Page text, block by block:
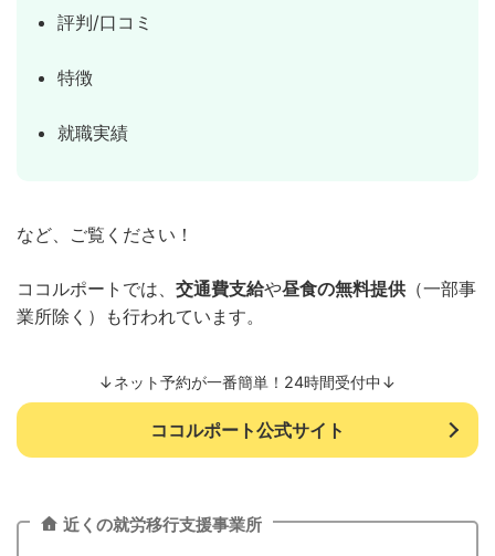
評判/口コミ
特徴
就職実績
など、ご覧ください！
ココルポートでは、 交通費支給や昼食の無料提供 （一部事
業所除く）も行われています。
↓ネット予約が一番簡単！24時間受付中↓
ココルポート公式サイト
近くの就労移行支援事業所